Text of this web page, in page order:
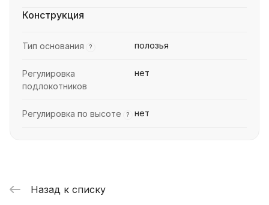
Конструкция
Тип основания ? полозья
Регулировка
подлокотников
нет
Регулировка по высоте ? нет
Назад к списку